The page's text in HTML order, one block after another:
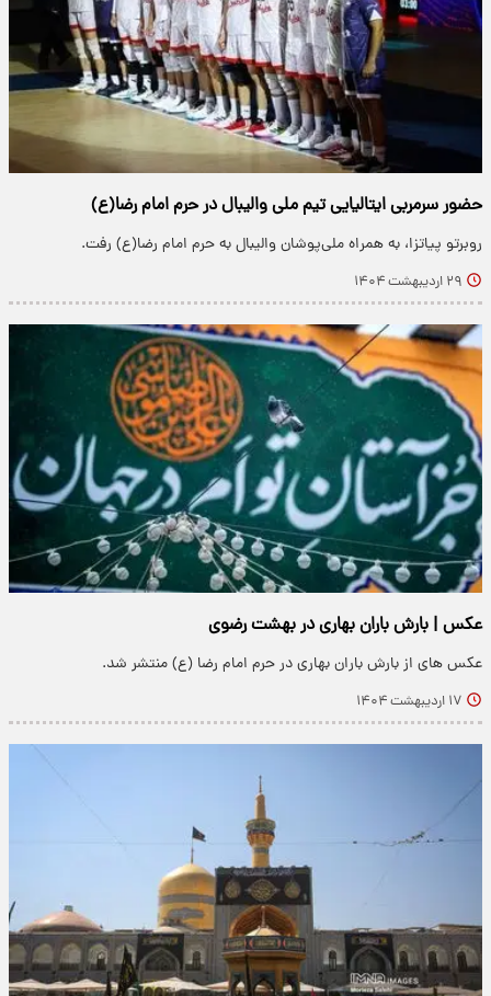
حضور سرمربی ایتالیایی تیم ملی والیبال در حرم امام رضا(ع)
روبرتو پیاتزا، به همراه ملی‌پوشان والیبال به حرم امام رضا(ع) رفت.
۲۹ اردیبهشت ۱۴۰۴
عکس | بارش باران بهاری در بهشت رضوی
عکس های از بارش باران بهاری در حرم امام رضا (ع) منتشر شد.
۱۷ اردیبهشت ۱۴۰۴